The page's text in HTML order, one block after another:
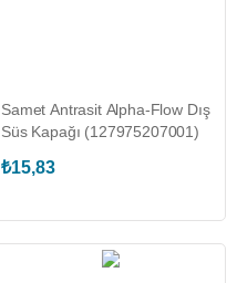
Samet Antrasit Alpha-Flow Dış
Süs Kapağı (127975207001)
₺15,83